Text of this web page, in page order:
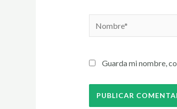
Guarda mi nombre,